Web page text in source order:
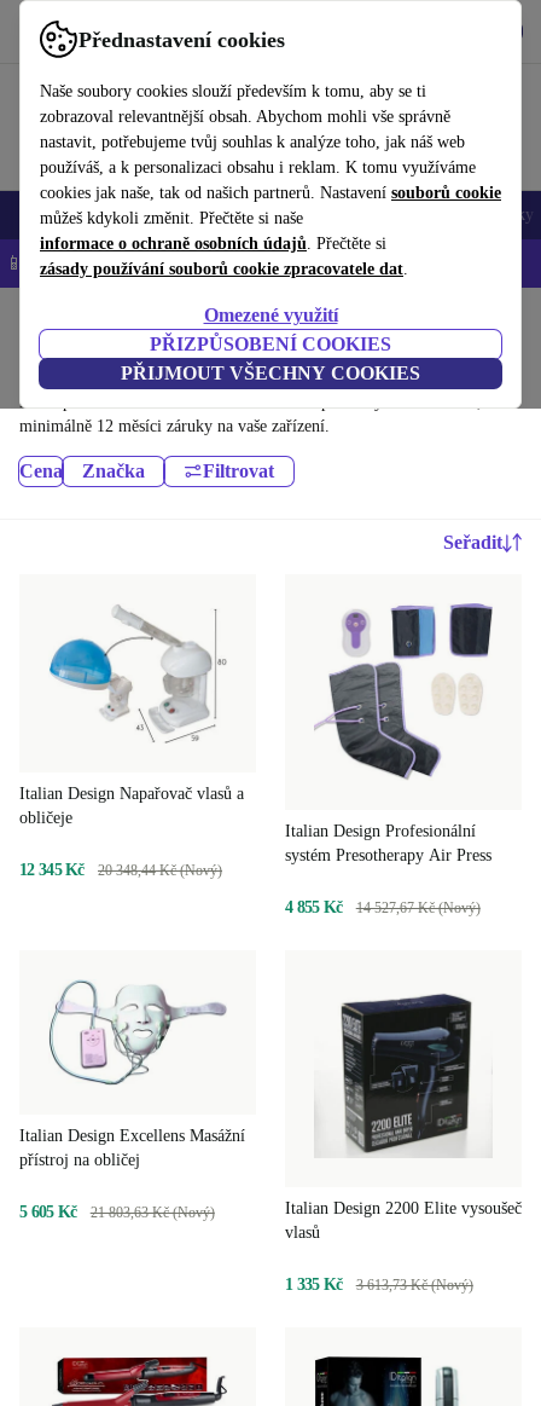
Přednastavení cookies
Naše soubory cookies slouží především k tomu, aby se ti
zobrazoval relevantnější obsah. Abychom mohli vše správně
nastavit, potřebujeme tvůj souhlas k analýze toho, jak náš web
používáš, a k personalizaci obsahu i reklam. K tomu využíváme
cookies jak naše, tak od našich partnerů. Nastavení souborů cookie
můžeš kdykoli změnit. Přečtěte si naše
informace o ochraně osobních údajů. Přečtěte si
zásady používání souborů cookie zpracovatele dat.
Omezené využití
PŘIZPŮSOBENÍ COOKIES
PŘIJMOUT VŠECHNY COOKIES
Používejte refurbed rychle a snadno
Mobily a smartphony Notebooky Tablety Doplňky
📱 -5 % NAVÍC na všechny iPhony – kód: IPHONEDEAL-
Zdraví a krása:
Dříve používané zdravotnické a kosmetické produkty - renovované, s
minimálně 12 měsíci záruky na vaše zařízení.
Cena Značka Filtrovat
Seřadit
Italian Design Napařovač vlasů a
obličeje
12 345 Kč 20 348,44 Kč (Nový)
Italian Design Profesionální
systém Presotherapy Air Press
4 855 Kč 14 527,67 Kč (Nový)
Italian Design Excellens Masážní
přístroj na obličej
5 605 Kč 21 803,63 Kč (Nový)
Italian Design 2200 Elite vysoušeč
vlasů
1 335 Kč 3 613,73 Kč (Nový)